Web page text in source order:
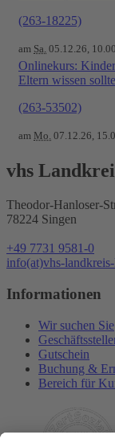
(263-18225)
am Sa. 05.12.26,
Onlinekurs:
Eltern wissen
(263-53502)
am Mo. 07.12.26,
vhs
Theodor-Hanloser-
78224 Singen
+49 7731 9581-0
info(at)vhs-
Informationen
Wir suchen Sie
Gutschein
Buchung &
Bereich für